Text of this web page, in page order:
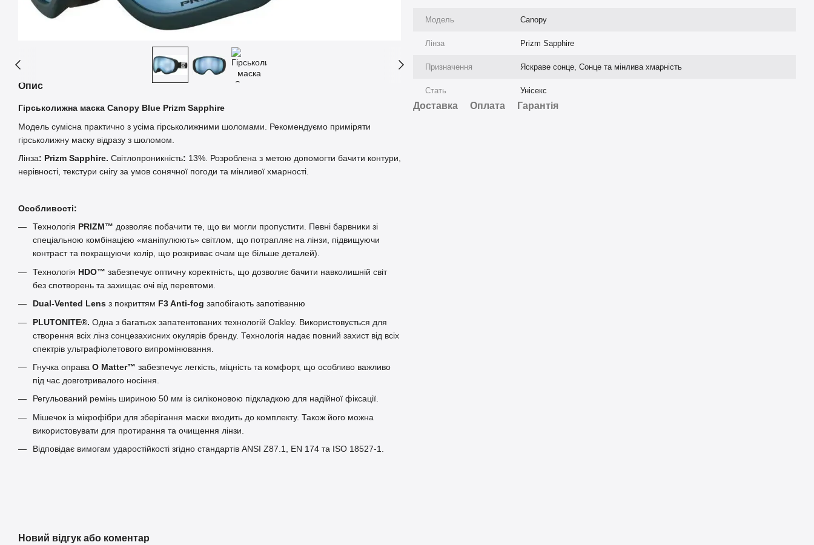
Опис
Гірськолижна маска Canopy Blue Prizm Sapphire
Модель сумісна практично з усіма гірськолижними шоломами. Рекомендуємо приміряти
гірськолижну маску відразу з шоломом.
Лінза: Prizm Sapphire. Світлопроникність: 13%. Розроблена з метою допомогти бачити контури,
нерівності, текстури снігу за умов сонячної погоди та мінливої хмарності.
Особливості:
Технологія PRIZM™ дозволяє побачити те, що ви могли пропустити. Певні барвники зі
спеціальною комбінацією «маніпулюють» світлом, що потрапляє на лінзи, підвищуючи
контраст та покращуючи колір, що розкриває очам ще більше деталей).
Технологія HDO™ забезпечує оптичну коректність, що дозволяє бачити навколишній світ
без спотворень та захищає очі від перевтоми.
Dual-Vented Lens з покриттям F3 Anti-fog запобігають запотіванню
PLUTONITE®. Одна з багатьох запатентованих технологій Oakley. Використовується для
створення всіх лінз сонцезахисних окулярів бренду. Технологія надає повний захист від всіх
спектрів ультрафіолетового випромінювання.
Гнучка оправа O Matter™ забезпечує легкість, міцність та комфорт, що особливо важливо
під час довготривалого носіння.
Регульований ремінь шириною 50 мм із силіконовою підкладкою для надійної фіксації.
Мішечок із мікрофібри для зберігання маски входить до комплекту. Також його можна
використовувати для протирання та очищення лінзи.
Відповідає вимогам ударостійкості згідно стандартів ANSI Z87.1, EN 174 та ISO 18527-1.
Новий відгук або коментар
Модель Canopy
Лінза Prizm Sapphire
Призначення Яскраве сонце, Сонце та мінлива хмарність
Стать Унісекс
Доставка Оплата Гарантія